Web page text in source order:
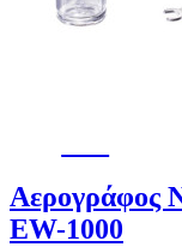
Αερογράφος
EW-1000